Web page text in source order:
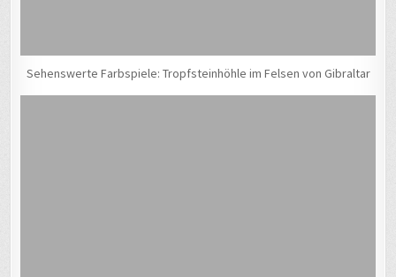
Sehenswerte Farbspiele: Tropfsteinhöhle im Felsen von Gibraltar